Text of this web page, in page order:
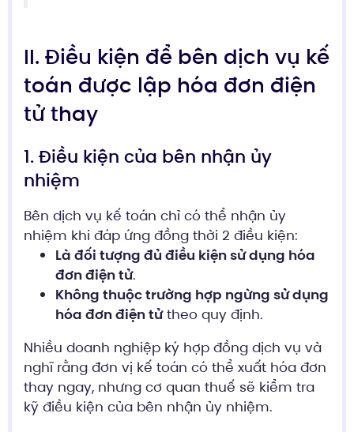
II. Điều kiện để bên dịch vụ kế
toán được lập hóa đơn điện
tử thay
1. Điều kiện của bên nhận ủy
nhiệm
Bên dịch vụ kế toán chỉ có thể nhận ủy
nhiệm khi đáp ứng đồng thời 2 điều kiện:
Là đối tượng đủ điều kiện sử dụng hóa
đơn điện tử.
Không thuộc trường hợp ngừng sử dụng
hóa đơn điện tửtheo quy định.
Nhiều doanh nghiệp ký hợp đồng dịch vụ và
nghĩ rằng đơn vị kế toán có thể xuất hóa đơn
thay ngay, nhưng cơ quan thuế sẽ kiểm tra
kỹ điều kiện của bên nhận ủy nhiệm.